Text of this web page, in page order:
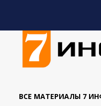
ВСЕ МАТЕРИАЛЫ 7